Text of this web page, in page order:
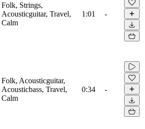
Folk, Strings,
Acousticguitar, Travel,
Calm
1:01 -
Folk, Acousticguitar,
Acousticbass, Travel,
Calm
0:34 -